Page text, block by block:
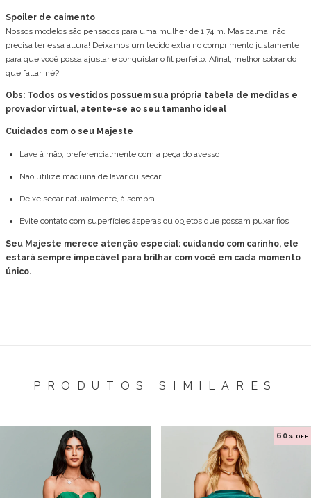
Spoiler de caimento
Nossos modelos são pensados para uma mulher de 1,74 m. Mas calma, não
precisa ter essa altura! Deixamos um tecido extra no comprimento justamente
para que você possa ajustar e conquistar o fit perfeito. Afinal, melhor sobrar do
que faltar, né?
Obs: Todos os vestidos possuem sua própria tabela de medidas e
provador virtual, atente-se ao seu tamanho ideal
Cuidados com o seu Majeste
Lave à mão, preferencialmente com a peça do avesso
Não utilize máquina de lavar ou secar
Deixe secar naturalmente, à sombra
Evite contato com superfícies ásperas ou objetos que possam puxar fios
Seu Majeste merece atenção especial: cuidando com carinho, ele
estará sempre impecável para brilhar com você em cada momento
único.
PRODUTOS SIMILARES
60 % OFF